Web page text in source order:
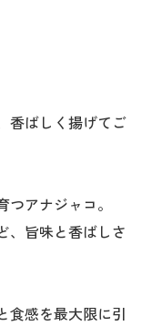
香ばしく揚げてご
アナジャコ。
、旨味と香ばしさ
食感を最大限に引